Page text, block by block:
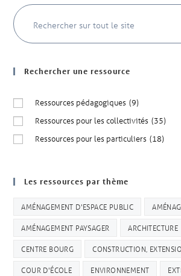
Rechercher une ressource
Ressources pédagogiques (9)
Ressources pour les collectivités (35)
Ressources pour les particuliers (18)
Les ressources par thème
AMÉNAGEMENT D'ESPACE PUBLIC
AMÉNAGEMENT PAYSAGER ARCHITECTURE
CENTRE BOURG CONSTRUCTION,
COUR D'ÉCOLE ENVIRONNEMENT